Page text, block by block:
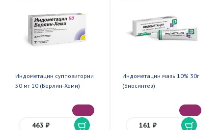
Индометацин суппозитории
50 мг 10 (Берлин-Хеми)
463 ₽
Индометацин мазь 10% 30г
(Биосинтез)
161 ₽